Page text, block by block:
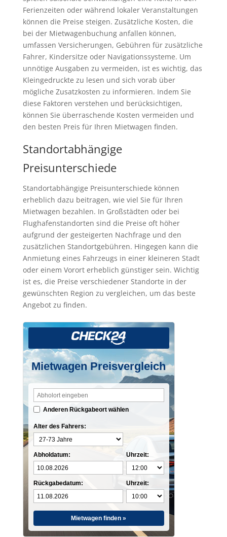
Ferienzeiten oder während lokaler Veranstaltungen
können die Preise steigen. Zusätzliche Kosten, die
bei der Mietwagenbuchung anfallen können,
umfassen Versicherungen, Gebühren für zusätzliche
Fahrer, Kindersitze oder Navigationssysteme. Um
unnötige Ausgaben zu vermeiden, ist es wichtig, das
Kleingedruckte zu lesen und sich vorab über
mögliche Zusatzkosten zu informieren. Indem Sie
diese Faktoren verstehen und berücksichtigen,
können Sie überraschende Kosten vermeiden und
den besten Preis für Ihren Mietwagen finden.
Standortabhängige
Preisunterschiede
Standortabhängige Preisunterschiede können
erheblich dazu beitragen, wie viel Sie für Ihren
Mietwagen bezahlen. In Großstädten oder bei
Flughafenstandorten sind die Preise oft höher
aufgrund der gesteigerten Nachfrage und den
zusätzlichen Standortgebühren. Hingegen kann die
Anmietung eines Fahrzeugs in einer kleineren Stadt
oder einem Vorort erheblich günstiger sein. Wichtig
ist es, die Preise verschiedener Standorte in der
gewünschten Region zu vergleichen, um das beste
Angebot zu finden.
Mietwagen Preisvergleich
Anderen Rückgabeort wählen
Alter des Fahrers:
Abholdatum:
Rückgabedatum:
Uhrzeit:
Uhrzeit:
Mietwagen finden »